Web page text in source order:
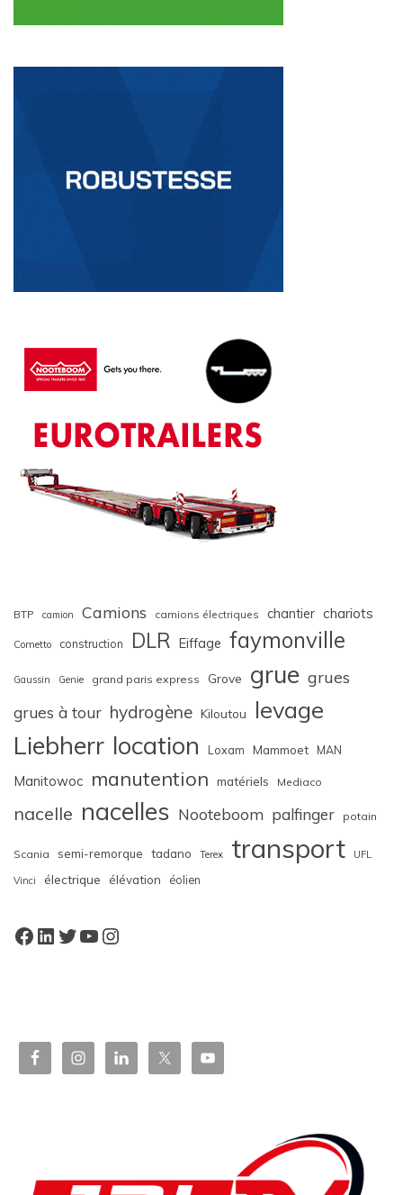
BTP camion Camions camions électriques chantier chariots
Cometto construction DLR Eiffage faymonville
Gaussin Genie grand paris express Grove grue grues
grues à tour hydrogène Kiloutou levage
Liebherr location Loxam Mammoet MAN
Manitowoc manutention matériels Mediaco
nacelle nacelles Nooteboom palfinger potain
Scania semi-remorque tadano Terex transport UFL
Vinci électrique élévation éolien
Facebook
LinkedIn
Twitter
YouTube
Instagram